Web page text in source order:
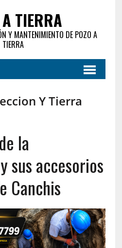
TIERRA
Y MANTENIMIENTO DE POZO A
TIERRA
Y Tierra
la
sus accesorios
Canchis